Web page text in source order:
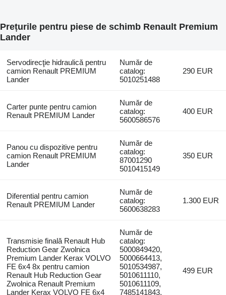
Prețurile pentru piese de schimb Renault Premium
Lander
Servodirecţie hidraulică pentru
camion Renault PREMIUM
Lander
Număr de
catalog:
5010251488
290 EUR
Carter punte pentru camion
Renault PREMIUM Lander
Număr de
catalog:
5600586576
400 EUR
Panou cu dispozitive pentru
camion Renault PREMIUM
Lander
Număr de
catalog:
87001290
5010415149
350 EUR
Diferential pentru camion
Renault PREMIUM Lander
Număr de
catalog:
5600638283
1.300 EUR
Transmisie finală Renault Hub
Reduction Gear Zwolnica
Premium Lander Kerax VOLVO
FE 6x4 8x pentru camion
Renault Hub Reduction Gear
Zwolnica Renault Premium
Lander Kerax VOLVO FE 6x4
Număr de
catalog:
5000849420,
5000664413,
5010534987,
5010611110,
5010611109,
7485141843,
499 EUR